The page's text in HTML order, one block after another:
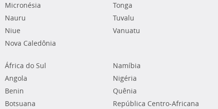
Micronésia
Nauru
Niue
Nova Caledônia
Tonga
Tuvalu
Vanuatu
África do Sul
Angola
Benin
Botsuana
Namíbia
Nigéria
Quênia
República Centro-Africana